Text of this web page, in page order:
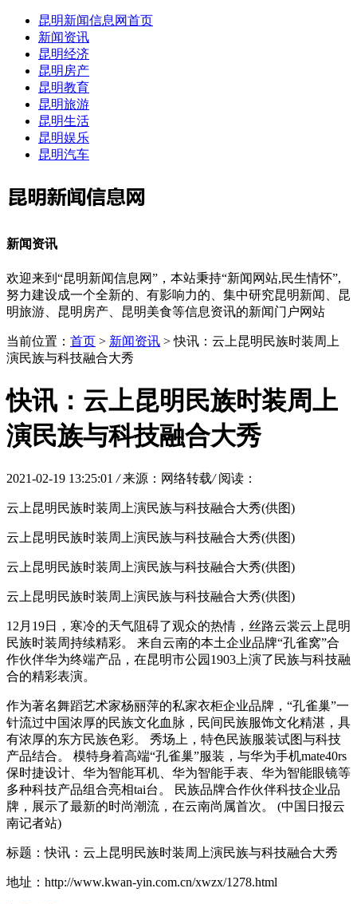
昆明新闻信息网首页
新闻资讯
昆明经济
昆明房产
昆明教育
昆明旅游
昆明生活
昆明娱乐
昆明汽车
新闻资讯
欢迎来到“昆明新闻信息网”，本站秉持“新闻网站,民生情怀”,
努力建设成一个全新的、有影响力的、集中研究昆明新闻、昆
明旅游、昆明房产、昆明美食等信息资讯的新闻门户网站
当前位置： 首页 > 新闻资讯 > 快讯：云上昆明民族时装周上
演民族与科技融合大秀
快讯：云上昆明民族时装周上
演民族与科技融合大秀
2021-02-19 13:25:01/ 来源：网络转载/ 阅读：
云上昆明民族时装周上演民族与科技融合大秀(供图)
云上昆明民族时装周上演民族与科技融合大秀(供图)
云上昆明民族时装周上演民族与科技融合大秀(供图)
云上昆明民族时装周上演民族与科技融合大秀(供图)
12月19日，寒冷的天气阻碍了观众的热情，丝路云裳云上昆明
民族时装周持续精彩。 来自云南的本土企业品牌“孔雀窝”合
作伙伴华为终端产品，在昆明市公园1903上演了民族与科技融
合的精彩表演。
作为著名舞蹈艺术家杨丽萍的私家衣柜企业品牌，“孔雀巢”一
针流过中国浓厚的民族文化血脉，民间民族服饰文化精湛，具
有浓厚的东方民族色彩。 秀场上，特色民族服装试图与科技
产品结合。 模特身着高端“孔雀巢”服装，与华为手机mate40rs
保时捷设计、华为智能耳机、华为智能手表、华为智能眼镜等
多种科技产品组合亮相tai台。 民族品牌合作伙伴科技企业品
牌，展示了最新的时尚潮流，在云南尚属首次。 (中国日报云
南记者站)
标题：快讯：云上昆明民族时装周上演民族与科技融合大秀
地址：http://www.kwan-yin.com.cn/xwzx/1278.html